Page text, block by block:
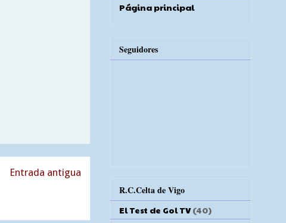
Entrada antigua
Página principal
Seguidores
R.C.Celta de Vigo
El Test de Gol TV (40)